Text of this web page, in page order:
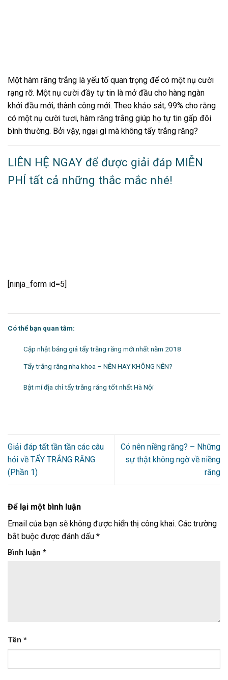
Một hàm răng trắng là yếu tố quan trọng để có một nụ cười
rạng rỡ. Một nụ cười đầy tự tin là mở đầu cho hàng ngàn
khởi đầu mới, thành công mới. Theo khảo sát, 99% cho rằng
có một nụ cười tươi, hàm răng trắng giúp họ tự tin gấp đôi
bình thường. Bởi vậy, ngại gì mà không tẩy trắng răng?
LIÊN HỆ NGAY để được giải đáp MIỄN
PHÍ tất cả những thắc mắc nhé!
[ninja_form id=5]
Có thể bạn quan tâm:
Cập nhật bảng giá tẩy trắng răng mới nhất năm 2018
Tẩy trắng răng nha khoa – NÊN HAY KHÔNG NÊN?
Bật mí địa chỉ tẩy trắng răng tốt nhất Hà Nội
Giải đáp tất tần tần các câu
hỏi về TẨY TRẮNG RĂNG
(Phần 1)
Có nên niềng răng? – Những
sự thật không ngờ về niềng
răng
Để lại một bình luận
Email của bạn sẽ không được hiển thị công khai. Các trường
bắt buộc được đánh dấu *
Bình luận *
Tên *